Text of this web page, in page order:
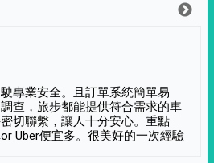
專業安全。且訂單系統簡單易
查，旅步都能提供符合需求的車
切聯繫，讓人十分安心。重點
Uber便宜多。很美好的一次經驗